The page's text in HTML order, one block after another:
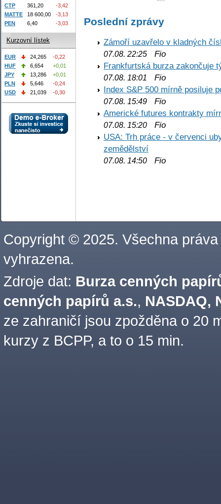
Poslední zprávy
Zámoří uzavřelo v kladných
07.08. 22:25 Fio
Frankfurtská burza zakončuje
07.08. 18:01
Fio
Index S&P 500 mírně posiluje
07.08. 15:49 Fio
Americké futures kontrakty
07.08. 15:20 Fio
USA: Trh práce - v červenci
zemědělství
07.08. 14:50 Fio
CTP
361,20
-3,42
MATTE
18 600,00
-3,13
PEN
6,40 -3,03
Kurzovní lístek
EUR 24,265
-0,22
HUF
6,654
+0,01
JPY
13,286
+0,01
PLN
5,646
-0,24
USD
21,039 -0,30
Copyright © 2025. Všechna práva
vyhrazena.
Zdroje dat: Burza cenných
cenných papírů a.s., NASDAQ,
ze zahraničí jsou zpožděna o 20
kurzy z BCPP, a to o 15 min.